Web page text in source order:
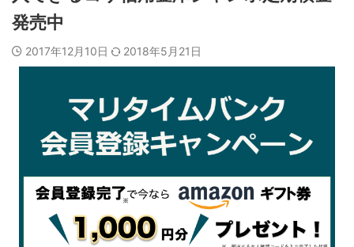
発売中
2017年12月10日 2018年5月21日